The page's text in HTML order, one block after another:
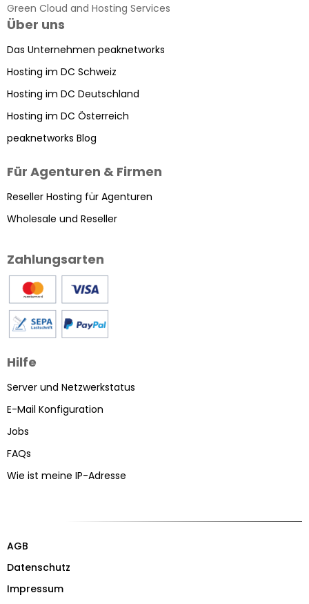
Green Cloud and Hosting Services
Über uns
Das Unternehmen peaknetworks
Hosting im DC Schweiz
Hosting im DC Deutschland
Hosting im DC Österreich
peaknetworks Blog
Für Agenturen & Firmen
Reseller Hosting für Agenturen
Wholesale und Reseller
Zahlungsarten
Hilfe
Server und Netzwerkstatus
E-Mail Konfiguration
Jobs
FAQs
Wie ist meine IP-Adresse
AGB
Datenschutz
Impressum